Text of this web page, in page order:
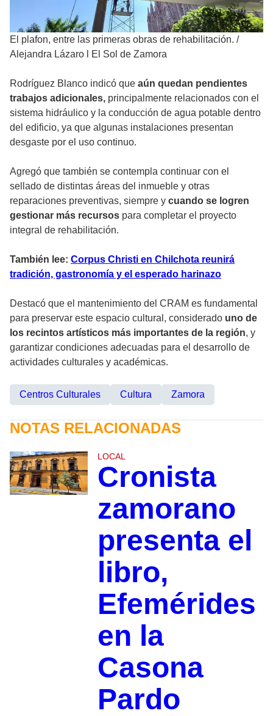
El plafon, entre las primeras obras de rehabilitación. /
Alejandra Lázaro l El Sol de Zamora
Rodríguez Blanco indicó que aún quedan pendientes
trabajos adicionales, principalmente relacionados con el
sistema hidráulico y la conducción de agua potable dentro
del edificio, ya que algunas instalaciones presentan
desgaste por el uso continuo.
Agregó que también se contempla continuar con el
sellado de distintas áreas del inmueble y otras
reparaciones preventivas, siempre y cuando se logren
gestionar más recursos para completar el proyecto
integral de rehabilitación.
También lee: Corpus Christi en Chilchota reunirá
tradición, gastronomía y el esperado harinazo
Destacó que el mantenimiento del CRAM es fundamental
para preservar este espacio cultural, considerado uno de
los recintos artísticos más importantes de la región, y
garantizar condiciones adecuadas para el desarrollo de
actividades culturales y académicas.
Centros Culturales Cultura Zamora
NOTAS RELACIONADAS
LOCAL
Cronista
zamorano
presenta el
libro,
Efemérides
en la
Casona
Pardo